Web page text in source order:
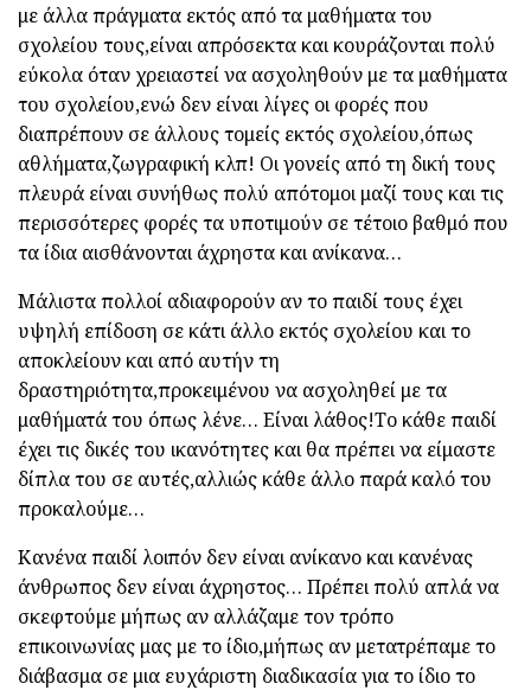
με άλλα πράγματα εκτός από τα μαθήματα του
σχολείου τους,είναι απρόσεκτα και κουράζονται πολύ
εύκολα όταν χρειαστεί να ασχοληθούν με τα μαθήματα
του σχολείου,ενώ δεν είναι λίγες οι φορές που
διαπρέπουν σε άλλους τομείς εκτός σχολείου,όπως
αθλήματα,ζωγραφική κλπ! Οι γονείς από τη δική τους
πλευρά είναι συνήθως πολύ απότομοι μαζί τους και τις
περισσότερες φορές τα υποτιμούν σε τέτοιο βαθμό που
τα ίδια αισθάνονται άχρηστα και ανίκανα…
Μάλιστα πολλοί αδιαφορούν αν το παιδί τους έχει
υψηλή επίδοση σε κάτι άλλο εκτός σχολείου και το
αποκλείουν και από αυτήν τη
δραστηριότητα,προκειμένου να ασχοληθεί με τα
μαθήματά του όπως λένε… Είναι λάθος!Το κάθε παιδί
έχει τις δικές του ικανότητες και θα πρέπει να είμαστε
δίπλα του σε αυτές,αλλιώς κάθε άλλο παρά καλό του
προκαλούμε…
Κανένα παιδί λοιπόν δεν είναι ανίκανο και κανένας
άνθρωπος δεν είναι άχρηστος… Πρέπει πολύ απλά να
σκεφτούμε μήπως αν αλλάζαμε τον τρόπο
επικοινωνίας μας με το ίδιο,μήπως αν μετατρέπαμε το
διάβασμα σε μια ευχάριστη διαδικασία για το ίδιο το